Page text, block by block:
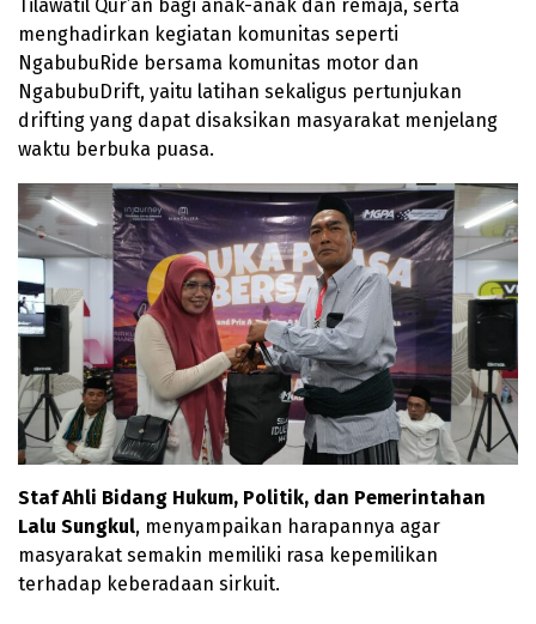
Tilawatil Qur’an bagi anak-anak dan remaja, serta
menghadirkan kegiatan komunitas seperti
NgabubuRide bersama komunitas motor dan
NgabubuDrift, yaitu latihan sekaligus pertunjukan
drifting yang dapat disaksikan masyarakat menjelang
waktu berbuka puasa.
Staf Ahli Bidang Hukum, Politik, dan Pemerintahan
Lalu Sungkul, menyampaikan harapannya agar
masyarakat semakin memiliki rasa kepemilikan
terhadap keberadaan sirkuit.